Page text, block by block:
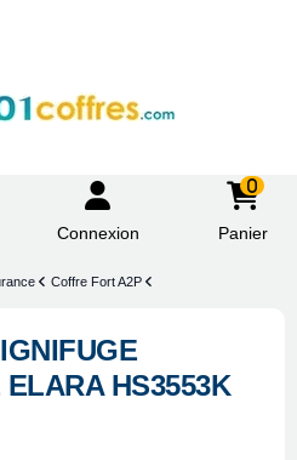
Connexion
0
Panier
Coffre Fort A2P
HS3553K